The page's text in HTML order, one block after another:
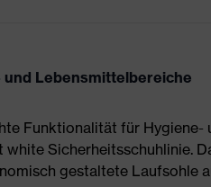
und Lebensmittelbereiche
Funktionalität für Hygiene-
Sicherheitsschuhlinie.
gestaltete Laufsohle